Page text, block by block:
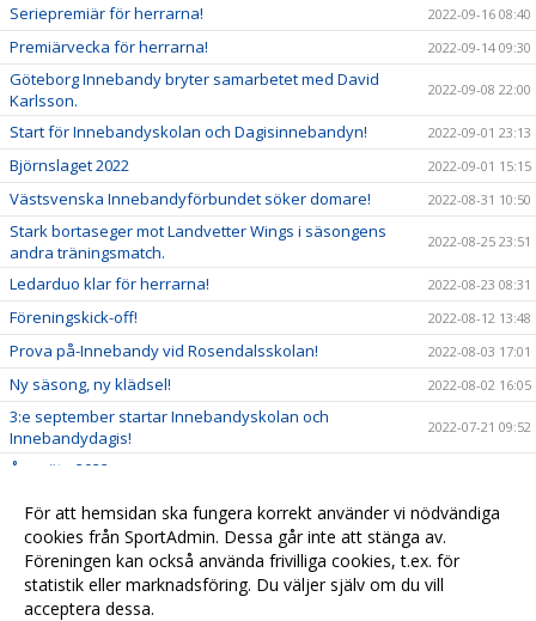
Seriepremiär för herrarna! 2022-09-16 08:40
Premiärvecka för herrarna! 2022-09-14 09:30
Göteborg Innebandy bryter samarbetet med David
Karlsson.
2022-09-08 22:00
Start för Innebandyskolan och Dagisinnebandyn! 2022-09-01 23:13
Björnslaget 2022 2022-09-01 15:15
Västsvenska Innebandyförbundet söker domare! 2022-08-31 10:50
Stark bortaseger mot Landvetter Wings i säsongens
andra träningsmatch.
2022-08-25 23:51
Ledarduo klar för herrarna! 2022-08-23 08:31
Föreningskick-off! 2022-08-12 13:48
Prova på-Innebandy vid Rosendalsskolan! 2022-08-03 17:01
Ny säsong, ny klädsel! 2022-08-02 16:05
3:e september startar Innebandyskolan och
Innebandydagis!
2022-07-21 09:52
Årsmöte 2022.
GDC 2022 inställt 2022-06-05 10:28
Klubbhuset och Craft nya samarbetspartners 2022-06-01 10:30
Besök vår klubbshop 2022-06-01 10:29
För att hemsidan ska fungera korrekt använder vi nödvändiga
cookies från SportAdmin. Dessa går inte att stänga av.
Föreningen kan också använda frivilliga cookies, t.ex. för
statistik eller marknadsföring. Du väljer själv om du vill
acceptera dessa.